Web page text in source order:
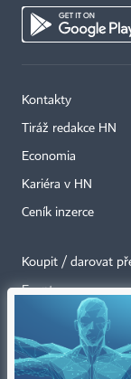
Kontakty
Tiráž redakce HN
Economia
Kariéra v HN
Ceník inzerce
Koupit / darovat
Eventy
Newslettery
RSS kanály